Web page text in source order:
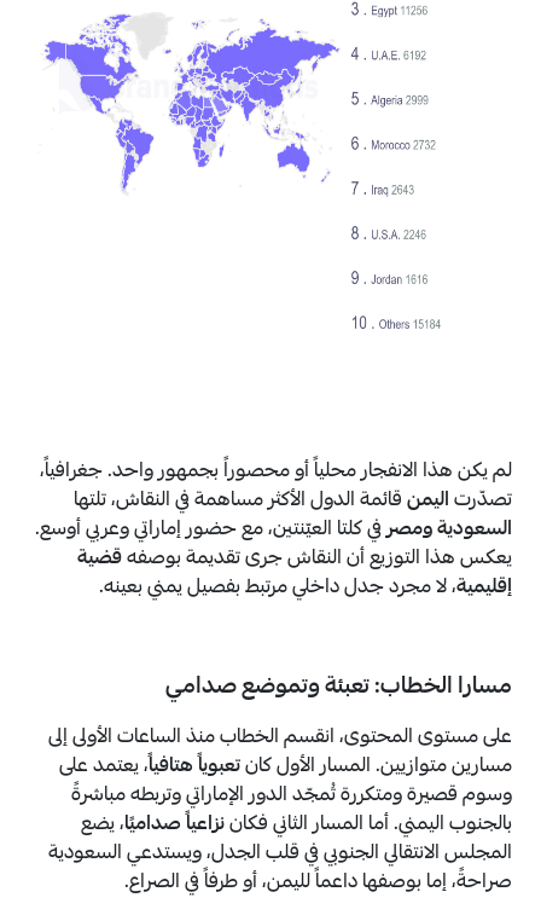
لم يكن هذا الانفجار محلياً أو محصوراً بجمهور واحد. جغرافياً،
تصدّرتاليمنقائمة الدول الأكثر مساهمة في النقاش، تلتها
السعودية ومصرفي كلتا العيّنتين، مع حضور إماراتي وعربي أوسع.
يعكس هذا التوزيع أن النقاش جرى تقديمة بوصفهقضية
إقليمية، لا مجرد جدل داخلي مرتبط بفصيل يمني بعينه.
مسارا الخطاب: تعبئة وتموضع صدامي
على مستوى المحتوى، انقسم الخطاب منذ الساعات الأولى إلى
مسارين متوازيين. المسار الأول كانتعبوياً هتافياً، يعتمد على
وسوم قصيرة ومتكررة تُمجّد الدور الإماراتي وتربطه مباشرةً
بالجنوب اليمني. أما المسار الثاني فكاننزاعياً صداميًا، يضع
المجلس الانتقالي الجنوبي في قلب الجدل، ويستدعي السعودية
صراحةً، إما بوصفها داعماً لليمن، أو طرفاً في الصراع.